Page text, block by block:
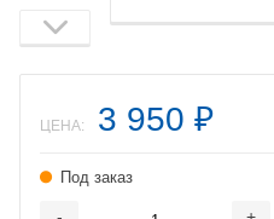
ЦЕНА: 3 950 ₽
Под заказ